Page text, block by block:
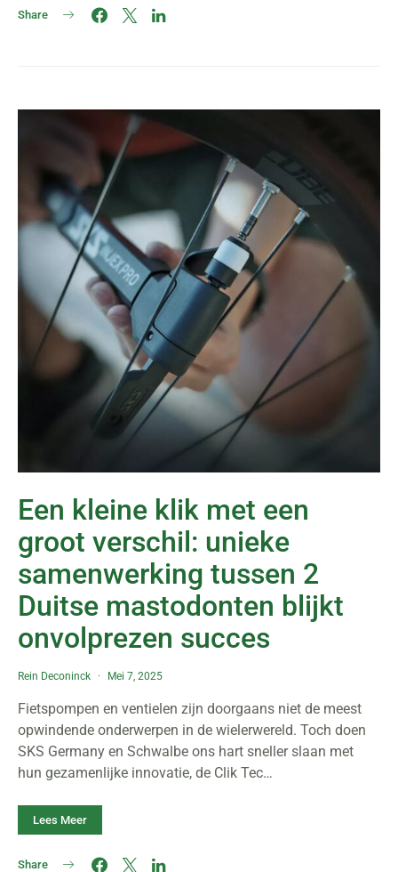
Share
Een kleine klik met een
groot verschil: unieke
samenwerking tussen 2
Duitse mastodonten blijkt
onvolprezen succes
Rein Deconinck Mei 7, 2025
Fietspompen en ventielen zijn doorgaans niet de meest
opwindende onderwerpen in de wielerwereld. Toch doen
SKS Germany en Schwalbe ons hart sneller slaan met
hun gezamenlijke innovatie, de Clik Tec…
Lees Meer
Share